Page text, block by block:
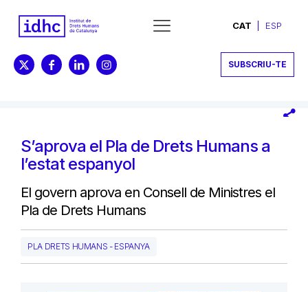
CAT ESP
SUBSCRIU-TE
S’aprova el Pla de Drets Humans a
l’estat espanyol
El govern aprova en Consell de Ministres el
Pla de Drets Humans
PLA DRETS HUMANS - ESPANYA